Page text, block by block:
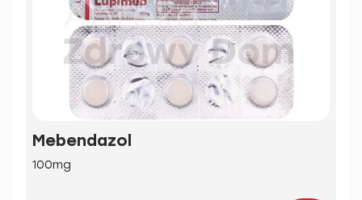
Mebendazol
100mg